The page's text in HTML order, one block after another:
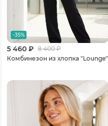
-35%
5 460 ₽ 8 400₽
Комбинезон из хлопка "Lounge"